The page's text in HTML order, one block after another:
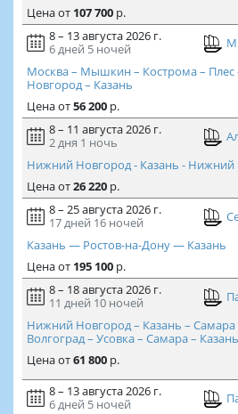
Ценаот 107 700р.
8 – 13 августа 2026 г.
6 дней 5 ночей
Москва – Мышкин – Кострома –
Новгород – Казань
Ценаот56 200р.
8 – 11 августа 2026 г.
2 дня 1 ночь
Нижний Новгород - Казань - Нижний
Ценаот26 220р.
8 – 25 августа 2026 г.
17 дней 16 ночей
Казань — Ростов-на-Дону — Казань
Ценаот 195 100р.
8 – 18 августа 2026 г.
11 дней 10 ночей
Нижний Новгород – Казань – Самара
Волгоград – Усовка – Самара –
Ценаот61 800р.
8 – 13 августа 2026 г.
6 дней 5 ночей